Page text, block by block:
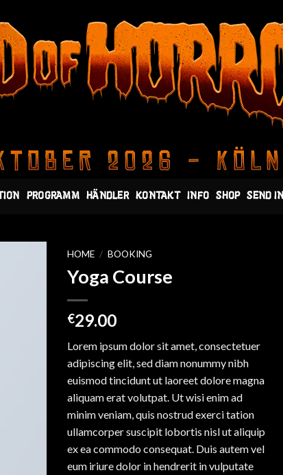
PROGRAMM HÄNDLER KONTAKT INFO SHOP SEND IN
HOME / BOOKING
Yoga Course
€29.00
Lorem ipsum dolor sit amet, consectetuer
adipiscing elit, sed diam nonummy nibh
euismod tincidunt ut laoreet dolore magna
aliquam erat volutpat. Ut wisi enim ad
minim veniam, quis nostrud exerci tation
ullamcorper suscipit lobortis nisl ut aliquip
ex ea commodo consequat. Duis autem vel
eum iriure dolor in hendrerit in vulputate